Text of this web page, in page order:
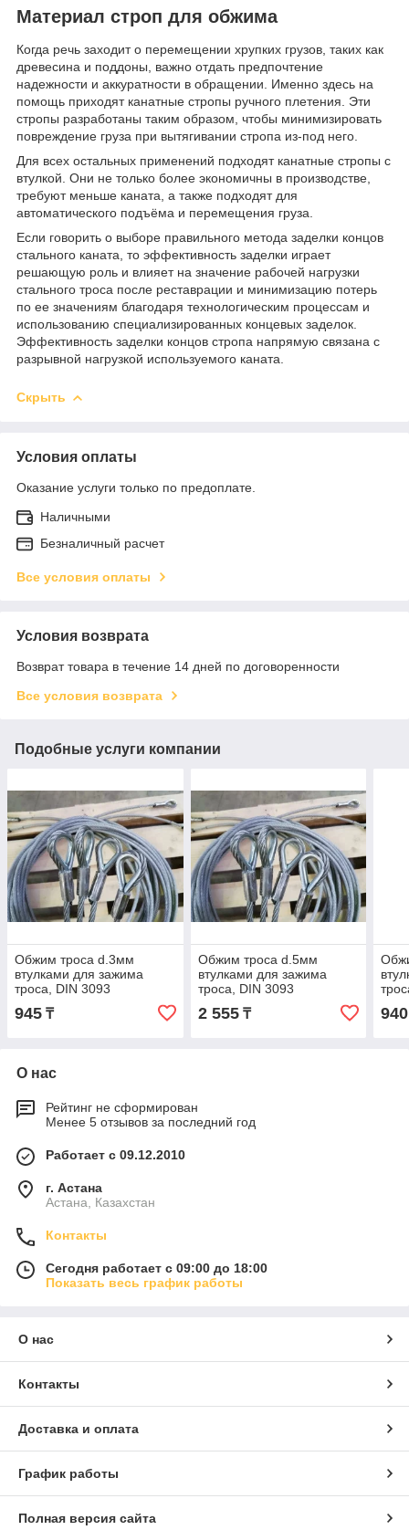
Материал строп для обжима
Когда речь заходит о перемещении хрупких грузов, таких как
древесина и поддоны, важно отдать предпочтение
надежности и аккуратности в обращении. Именно здесь на
помощь приходят канатные стропы ручного плетения. Эти
стропы разработаны таким образом, чтобы минимизировать
повреждение груза при вытягивании стропа из-под него.
Для всех остальных применений подходят канатные стропы с
втулкой. Они не только более экономичны в производстве,
требуют меньше каната, а также подходят для
автоматического подъёма и перемещения груза.
Если говорить о выборе правильного метода заделки концов
стального каната, то эффективность заделки играет
решающую роль и влияет на значение рабочей нагрузки
стального троса после реставрации и минимизацию потерь
по ее значениям благодаря технологическим процессам и
использованию специализированных концевых заделок.
Эффективность заделки концов стропа напрямую связана с
разрывной нагрузкой используемого каната.
Скрыть
Условия оплаты
Оказание услуги только по предоплате.
Наличными
Безналичный расчет
Все условия оплаты
Условия возврата
Возврат товара в течение 14 дней по договоренности
Все условия возврата
Подобные услуги компании
Обжим троса d.3мм
втулками для зажима
троса, DIN 3093
945 ₸
Обжим троса d.5мм
втулками для зажима
троса, DIN 3093
2 555₸ 940
О нас
Рейтинг не сформирован
Менее 5 отзывов за последний год
Работает с 09.12.2010
г. Астана
Астана, Казахстан
Контакты
Сегодня работает с 09:00 до 18:00
Показать весь график работы
О нас
Контакты
Доставка и оплата
График работы
Полная версия сайта